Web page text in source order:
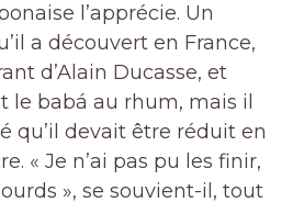
l’apprécie. Un
a découvert en France,
d’Alain Ducasse, et
le babá au rhum, mais il
qu’il devait être réduit en
« Je n’ai pas pu les finir,
», se souvient-il, tout